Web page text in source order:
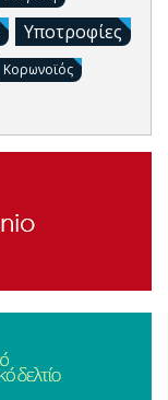
Υποτροφίες
Κορωνοϊός